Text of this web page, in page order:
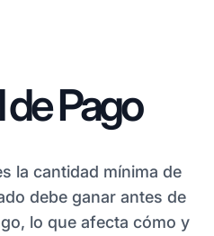
Pago
la cantidad mínima de
debe ganar antes de
lo que afecta cómo y